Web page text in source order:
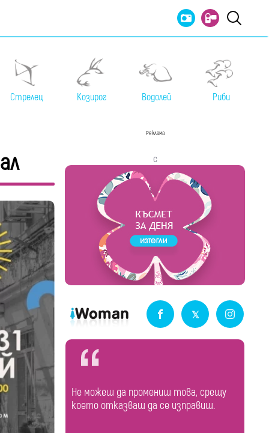
Стрелец Козирог Водолей Риби
Реклама
с
Не можеш да промениш това, срещу
което отказваш да се изправиш.